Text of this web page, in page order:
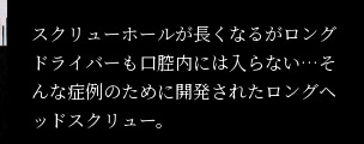
スクリューホールが長くなるがロング
ドライバーも口腔内には入らない…そ
んな症例のために開発されたロングヘ
ッドスクリュー。